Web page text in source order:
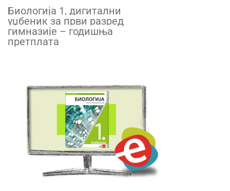
Биологија 1, дигитални
уџбеник за први разред
гимназије – годишња
претплата